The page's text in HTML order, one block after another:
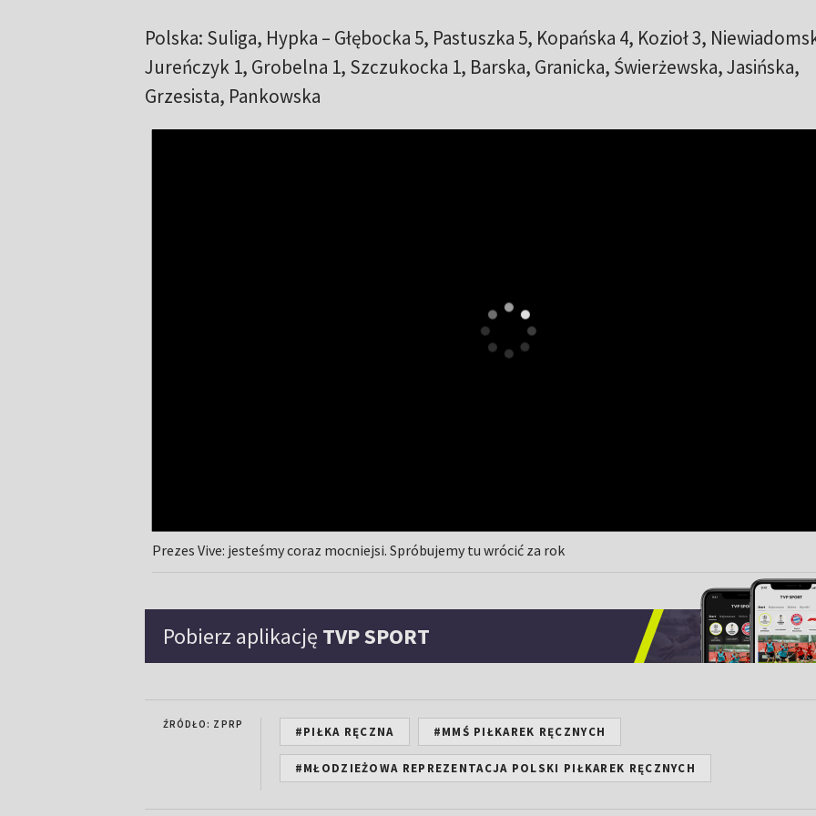
Polska: Suliga, Hypka – Głębocka 5, Pastuszka 5, Kopańska 4, Kozioł 3,
Jureńczyk 1, Grobelna 1, Szczukocka 1, Barska, Granicka, Świerżewska, Jasińska,
Grzesista, Pankowska
Prezes Vive: jesteśmy coraz mocniejsi. Spróbujemy tu wrócić za rok
Pobierz aplikację TVP SPORT
ŹRÓDŁO: ZPRP #PIŁKA RĘCZNA #MMŚ PIŁKAREK RĘCZNYCH
#MŁODZIEŻOWA REPREZENTACJA POLSKI PIŁKAREK RĘCZNYCH